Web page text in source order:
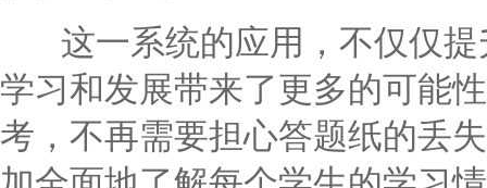
这一系统的应用，不仅仅提
学习和发展带来了更多的可能
考，不再需要担心答题纸的丢